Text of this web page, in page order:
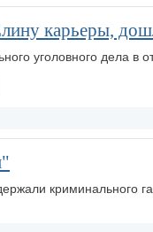
карьеры,
уголовного дела в
криминального